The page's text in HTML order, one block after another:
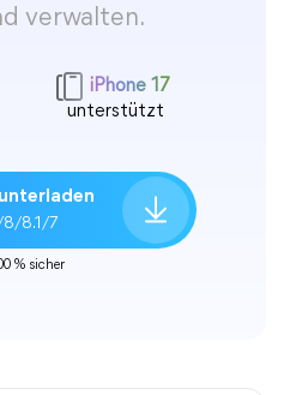
verwalten.
iPhone 17
unterstützt
8/8.1/7
% sicher